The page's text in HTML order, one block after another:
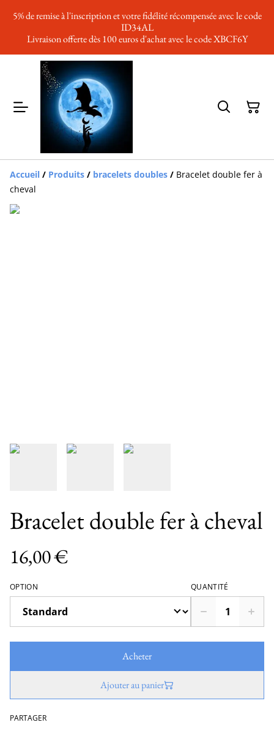
5% de remise à l'inscription et votre fidélité récompensée avec le code
ID34AL
Livraison offerte dès 100 euros d'achat avec le code XBCF6Y
Accueil / Produits / bracelets doubles / Bracelet double fer à
cheval
Bracelet double fer à cheval
16,00 €
OPTION QUANTITÉ
Acheter
Ajouter au panier
PARTAGER